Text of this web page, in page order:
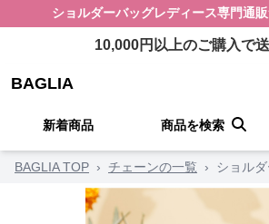
ショルダーバッグレディース専門通
10,000円以上のご購入で
BAGLIA
新着商品 商品を検索
BAGLIA TOP › チェーンの一覧 › ショル